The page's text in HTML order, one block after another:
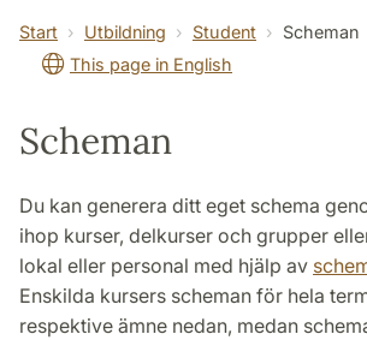
SOL-husen Kontakt Institutionen
översättning till svenska
Start Utbildning Student
Scheman
This page in English
Scheman
Du kan generera ditt eget schema
ihop kurser, delkurser och grupper
lokal eller personal med hjälp av
Enskilda kursers scheman för hela
respektive ämne nedan, medan